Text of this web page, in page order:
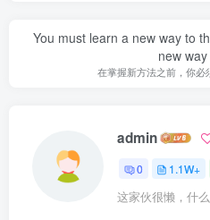
You must learn a new way to
new
在掌握新方法之前，你必
admin
0 1.1W+
这家伙很懒，什